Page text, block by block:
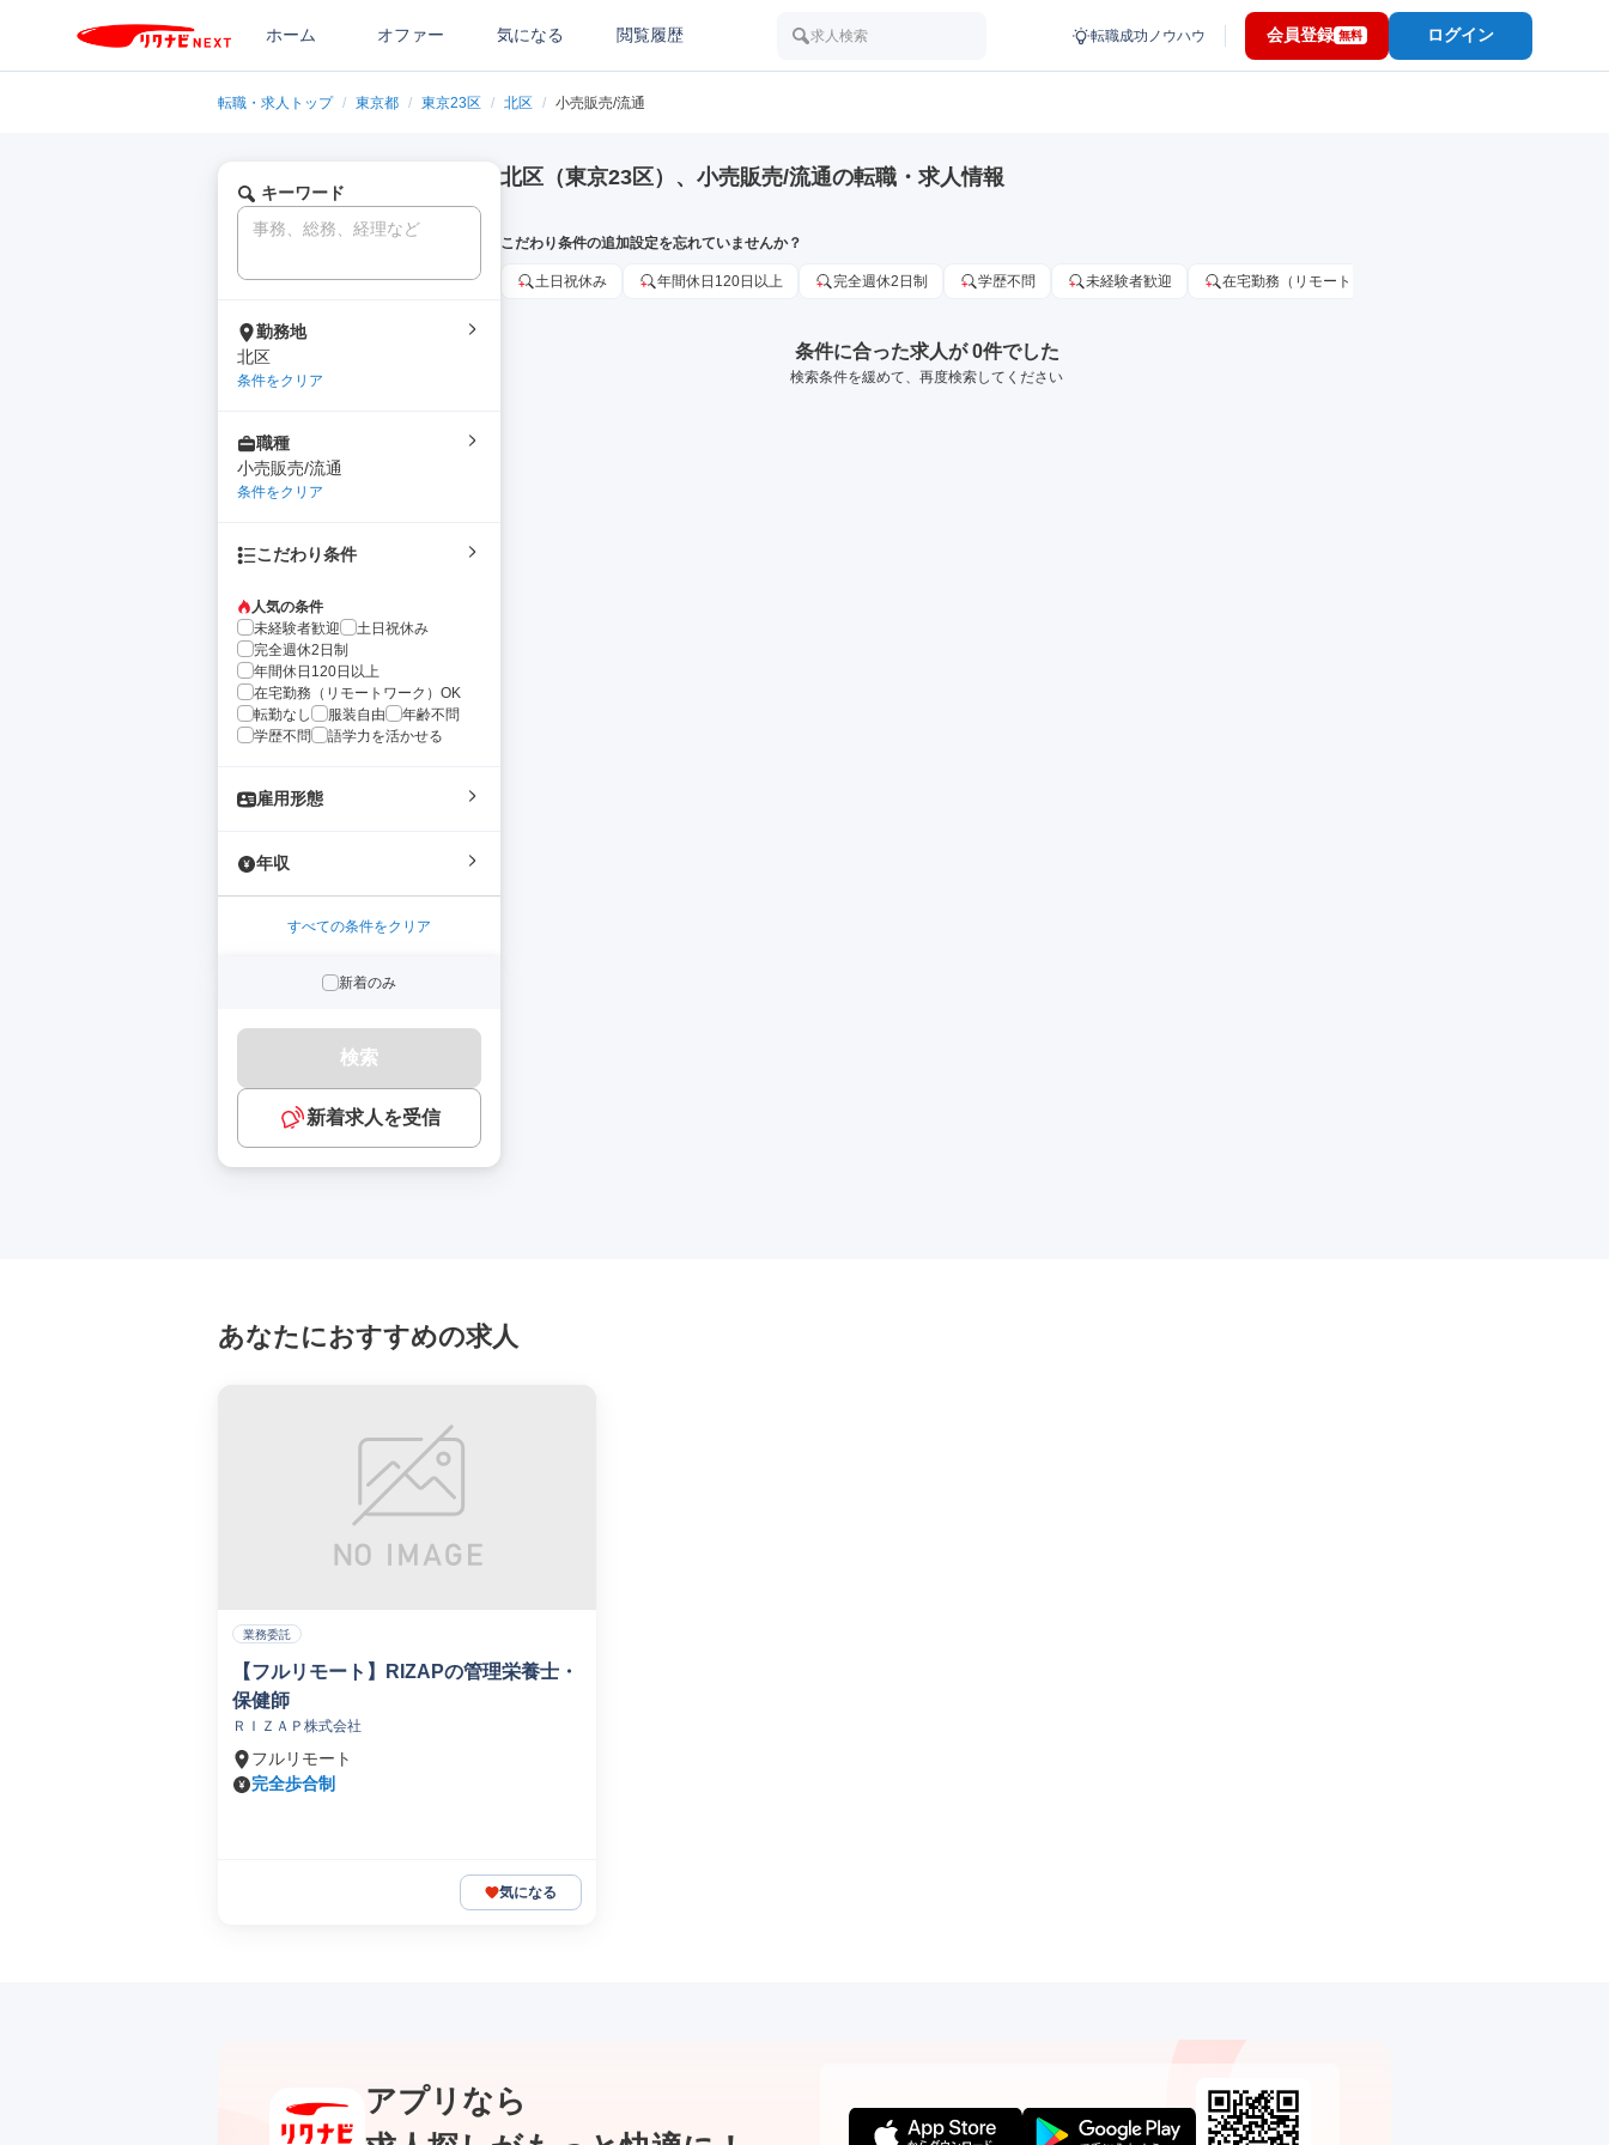
ホーム オファー 気になる 閲覧履歴 求人検索 転職成功ノウハウ 会員登録 無料 ログイン
転職・求人トップ / 東京都 / 東京23区 / 北区 / 小売販売/流通
キーワード
勤務地
北区
条件をクリア
職種
小売販売/流通
条件をクリア
こだわり条件
人気の条件
未経験者歓迎
土日祝休み
完全週休2日制
年間休日120日以上
在宅勤務（リモートワーク）OK
転勤なし
服装自由
年齢不問
学歴不問
語学力を活かせる
雇用形態
年収
すべての条件をクリア
新着のみ
検索
新着求人を受信
北区（東京23区）、小売販売/流通の転職・求人情報
こだわり条件の追加設定を忘れていませんか？
土日祝休み 年間休日120日以上 完全週休2日制 学歴不問 未経験者歓迎 在宅勤務（リモートワーク）OK
条件に合った求人が 0件でした
検索条件を緩めて、再度検索してください
あなたにおすすめの求人
業務委託
【フルリモート】RIZAPの管理栄養士・
保健師
ＲＩＺＡＰ株式会社
フルリモート
完全歩合制
気になる
アプリなら